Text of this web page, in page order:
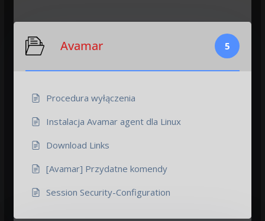
Avamar 5
Procedura wyłączenia
Instalacja Avamar agent dla Linux
Download Links
[Avamar] Przydatne komendy
Session Security-Configuration